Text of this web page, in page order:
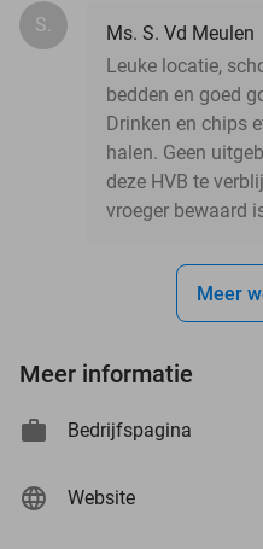
S.
Ms. S. Vd Meulen
Leuke locatie,
bedden en goed
Drinken en chips
halen. Geen
deze HVB te
vroeger bewaard
Meer
Meer informatie
Bedrijfspagina
Website